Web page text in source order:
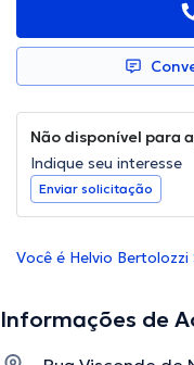
Não disponível para
Indique seu interesse
Enviar solicitação
Você é Helvio
Informações de